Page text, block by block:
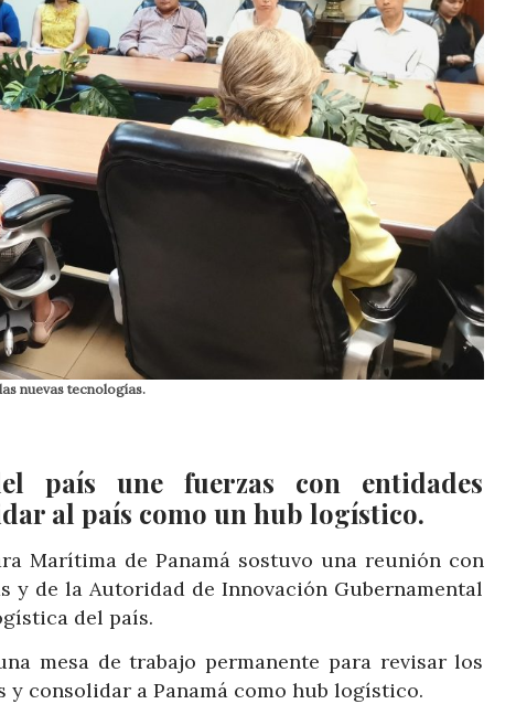
nuevas tecnologías.
país une fuerzas con entidades
al país como un hub logístico.
Marítima de Panamá sostuvo una reunión con
y de la Autoridad de Innovación Gubernamental
del país.
mesa de trabajo permanente para revisar los
consolidar a Panamá como hub logístico.